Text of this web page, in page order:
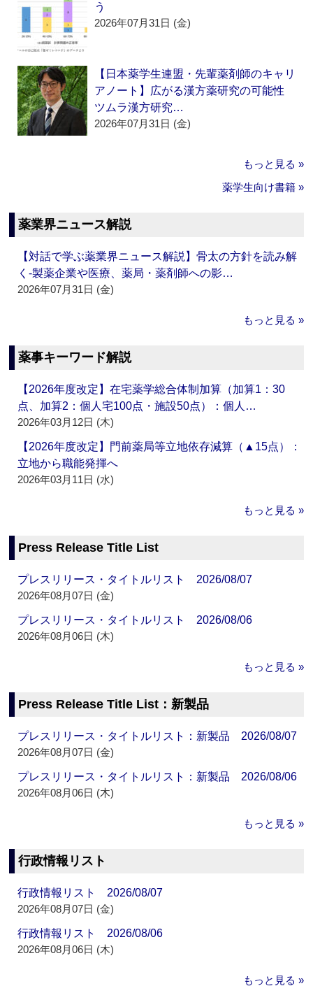
う
2026年07月31日 (金)
【日本薬学生連盟・先輩薬剤師のキャリ
アノート】広がる漢方薬研究の可能性
ツムラ漢方研究…
2026年07月31日 (金)
もっと見る »
薬学生向け書籍 »
薬業界ニュース解説
【対話で学ぶ薬業界ニュース解説】骨太の方針を読み解
く‐製薬企業や医療、薬局・薬剤師への影…
2026年07月31日 (金)
もっと見る »
薬事キーワード解説
【2026年度改定】在宅薬学総合体制加算（加算1：30
点、加算2：個人宅100点・施設50点）：個人…
2026年03月12日 (木)
【2026年度改定】門前薬局等立地依存減算（▲15点）：
立地から職能発揮へ
2026年03月11日 (水)
もっと見る »
Press Release Title List
プレスリリース・タイトルリスト 2026/08/07
2026年08月07日 (金)
プレスリリース・タイトルリスト 2026/08/06
2026年08月06日 (木)
もっと見る »
Press Release Title List：新製品
プレスリリース・タイトルリスト：新製品 2026/08/07
2026年08月07日 (金)
プレスリリース・タイトルリスト：新製品 2026/08/06
2026年08月06日 (木)
もっと見る »
行政情報リスト
行政情報リスト 2026/08/07
2026年08月07日 (金)
行政情報リスト 2026/08/06
2026年08月06日 (木)
もっと見る »